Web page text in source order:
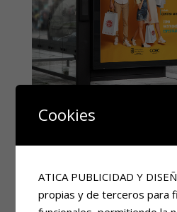
Cookies
ATICA PUBLICIDAD Y
propias y de terceros para